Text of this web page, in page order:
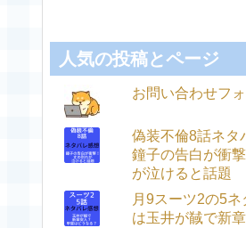
人気の投稿とページ
お問い合わせフ
偽装不倫8話ネタ
鐘子の告白が衝
が泣けると話題
月9スーツ2の5ネ
は玉井が馘で新